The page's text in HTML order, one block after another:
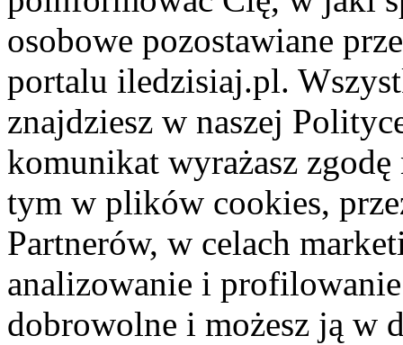
osobowe pozostawiane
portalu iledzisiaj.pl.
znajdziesz w naszej
komunikat wyrażasz
tym w plików cookies,
Partnerów, w celach
analizowanie i
dobrowolne i możesz ją w